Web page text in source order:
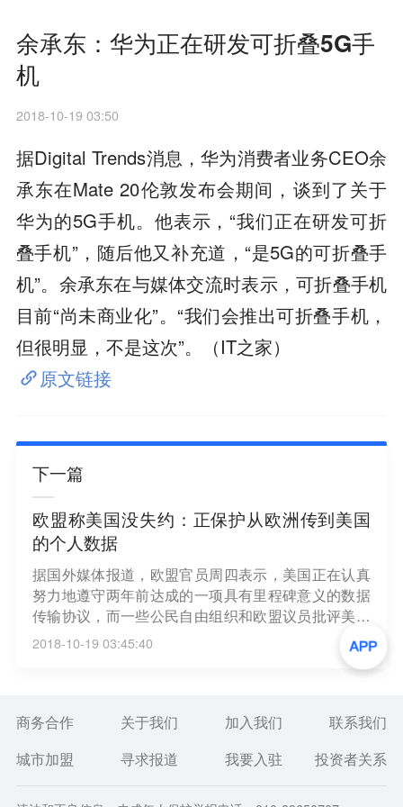
余承东：华为正在研发可折叠5G手
机
2018-10-19 03:50
据Digital Trends消息，华为消费者业务CEO余
承东在Mate 20伦敦发布会期间，谈到了关于
华为的5G手机。他表示，“我们正在研发可折
叠手机”，随后他又补充道，“是5G的可折叠手
机”。余承东在与媒体交流时表示，可折叠手机
目前“尚未商业化”。“我们会推出可折叠手机，
但很明显，不是这次”。（IT之家）
原文链接
下一篇
欧盟称美国没失约：正保护从欧洲传到美国
的个人数据
据国外媒体报道，欧盟官员周四表示，美国正在认真
努力地遵守两年前达成的一项具有里程碑意义的数据
传输协议，而一些公民自由组织和欧盟议员批评美国
没有履行该协议。欧盟一位官员表示，“他们（美国方
面）对这次审查所做的准备工作，很好地表明了他们
2018-10-19 03:45:40
商务合作 关于我们 加入我们
联系我们
城市加盟
寻求报道 我要入驻 投资者关系